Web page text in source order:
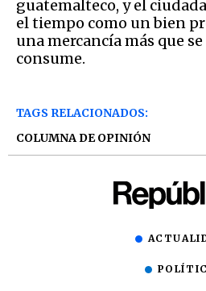
guatemalteco, y el
el tiempo como un bien
una mercancía más que
consume.
TAGS RELACIONADOS:
COLUMNA DE OPINIÓN